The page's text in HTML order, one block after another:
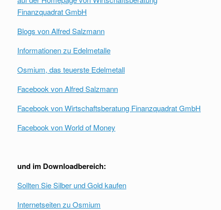
Finanzquadrat GmbH
Blogs von Alfred Salzmann
Informationen zu Edelmetalle
Osmium, das teuerste Edelmetall
Facebook von Alfred Salzmann
Facebook von Wirtschaftsberatung Finanzquadrat GmbH
Facebook von World of Money
und im Downloadbereich:
Sollten Sie Silber und Gold kaufen
Internetseiten zu Osmium